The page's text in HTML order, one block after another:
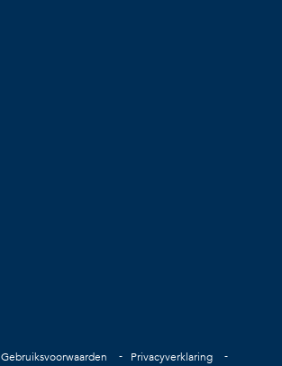
Gebruiksvoorwaarden Privacyverklaring